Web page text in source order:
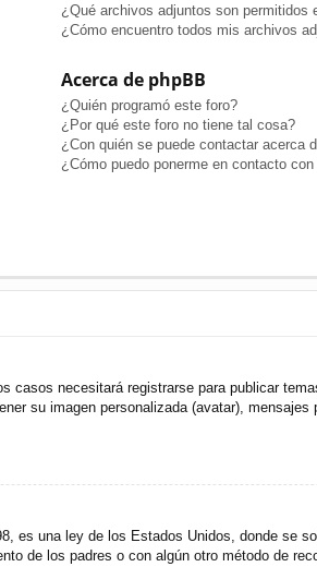
¿Qué archivos adjuntos son permitidos
¿Cómo encuentro todos mis archivos
Acerca de phpBB
¿Quién programó este foro?
¿Por qué este foro no tiene tal cosa?
¿Con quién se puede contactar acerca
¿Cómo puedo ponerme en contacto
necesitará registrarse para publicar
su imagen personalizada (avatar),
es una ley de los Estados Unidos, donde se
de los padres o con algún otro método de